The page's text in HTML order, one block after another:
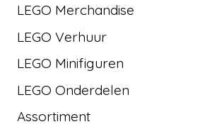
LEGO Merchandise
LEGO Verhuur
LEGO Minifiguren
LEGO Onderdelen
Assortiment